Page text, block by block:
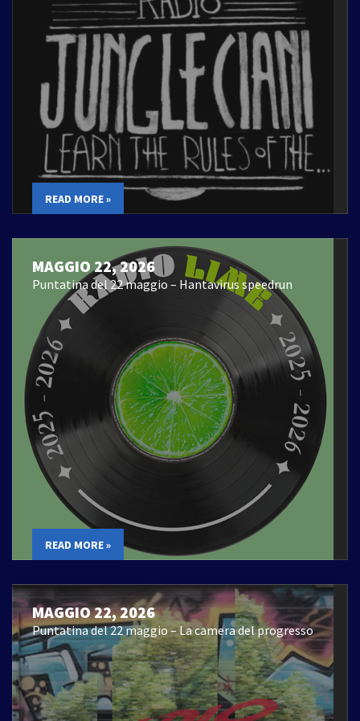
READ MORE »
MAGGIO 22, 2026
Puntatina del 22 maggio – Hantavirus speedrun
READ MORE »
MAGGIO 22, 2026
Puntatina del 22 maggio – La camera del progresso